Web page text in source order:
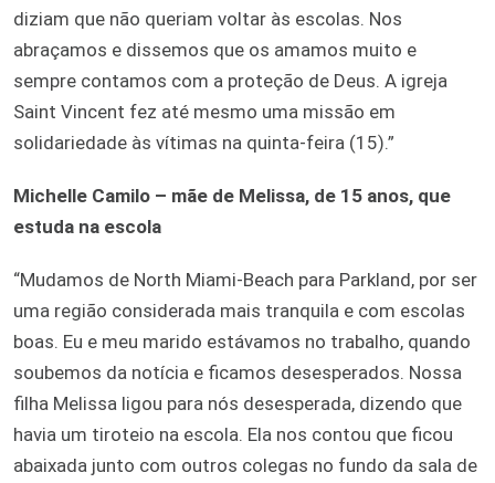
diziam que não queriam voltar às escolas. Nos
abraçamos e dissemos que os amamos muito e
sempre contamos com a proteção de Deus. A igreja
Saint Vincent fez até mesmo uma missão em
solidariedade às vítimas na quinta-feira (15).”
Michelle Camilo – mãe de Melissa, de 15 anos, que
estuda na escola
“Mudamos de North Miami-Beach para Parkland, por ser
uma região considerada mais tranquila e com escolas
boas. Eu e meu marido estávamos no trabalho, quando
soubemos da notícia e ficamos desesperados. Nossa
filha Melissa ligou para nós desesperada, dizendo que
havia um tiroteio na escola. Ela nos contou que ficou
abaixada junto com outros colegas no fundo da sala de